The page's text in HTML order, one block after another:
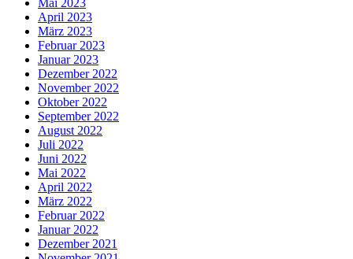
April 2023
März 2023
Februar 2023
Januar 2023
Dezember 2022
November 2022
Oktober 2022
September 2022
August 2022
Juli 2022
Juni 2022
Mai 2022
April 2022
März 2022
Februar 2022
Januar 2022
Dezember 2021